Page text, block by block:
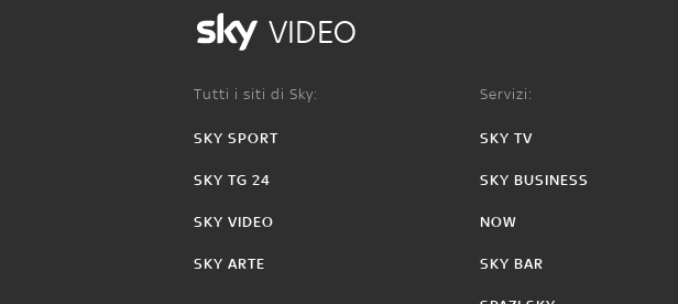
VIDEO
Tutti i siti di Sky:
SKY SPORT
SKY TG 24
SKY VIDEO
SKY ARTE
Servizi:
SKY TV
SKY BUSINESS
NOW
SKY BAR